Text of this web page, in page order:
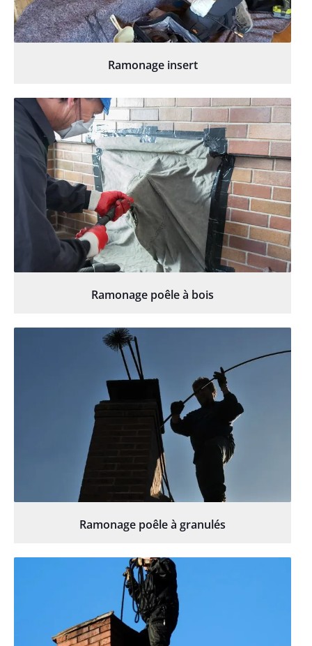
Ramonage insert
Ramonage poêle à bois
Ramonage poêle à granulés